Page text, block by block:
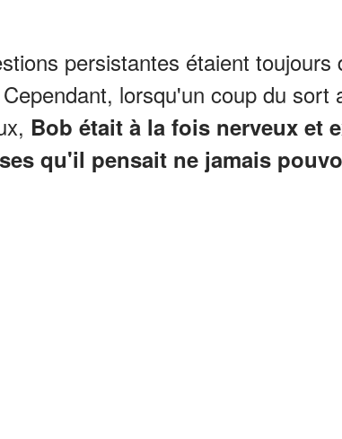
persistantes étaient
lorsqu'un coup du sort
Bob était à la fois nerveux et
qu'il pensait ne jamais